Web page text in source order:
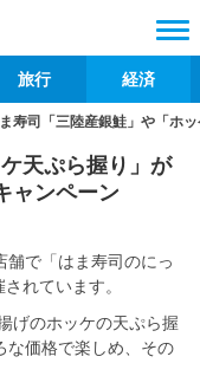
旅行 経済
寿司「三陸産銀鮭」や「ホ
天ぷら握り」が
ャンペーン
で「はま寿司のにっ
れています。
げのホッケの天ぷら握
な価格で楽しめ、その